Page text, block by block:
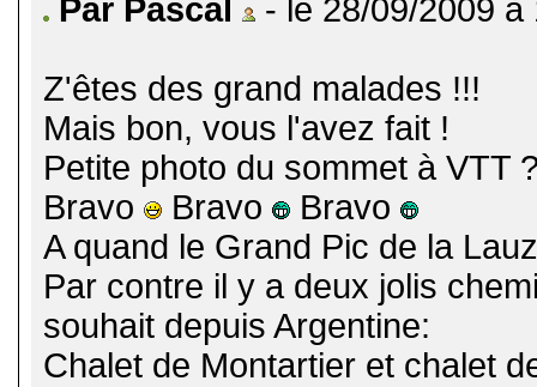
Par Pascal - le 28/09/2009 à
Z'êtes des grand malades !!!
Mais bon, vous l'avez fait !
Petite photo du sommet à VTT
Bravo
Bravo
Bravo
A quand le Grand Pic de la
Par contre il y a deux jolis
souhait depuis Argentine:
Chalet de Montartier et chalet